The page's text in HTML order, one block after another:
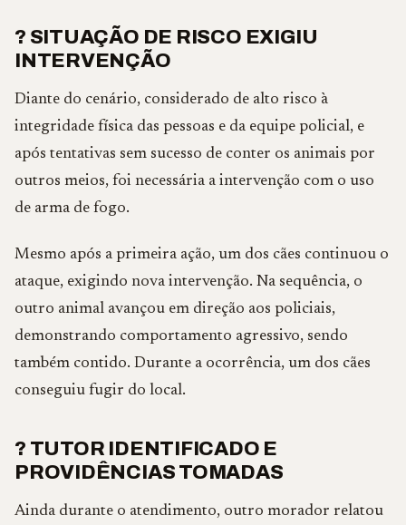
? SITUAÇÃO DE RISCO EXIGIU
INTERVENÇÃO
Diante do cenário, considerado de alto risco à
integridade física das pessoas e da equipe policial, e
após tentativas sem sucesso de conter os animais por
outros meios, foi necessária a intervenção com o uso
de arma de fogo.
Mesmo após a primeira ação, um dos cães continuou o
ataque, exigindo nova intervenção. Na sequência, o
outro animal avançou em direção aos policiais,
demonstrando comportamento agressivo, sendo
também contido. Durante a ocorrência, um dos cães
conseguiu fugir do local.
? TUTOR IDENTIFICADO E
PROVIDÊNCIAS TOMADAS
Ainda durante o atendimento, outro morador relatou